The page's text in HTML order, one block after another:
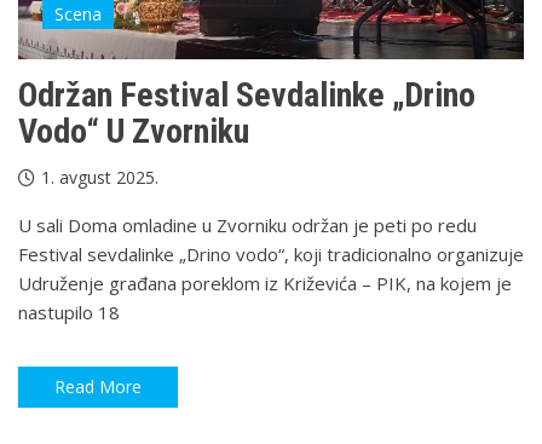
Scena
Održan Festival Sevdalinke „Drino
Vodo“ U Zvorniku
1. avgust 2025.
U sali Doma omladine u Zvorniku održan je peti po redu
Festival sevdalinke „Drino vodo“, koji tradicionalno organizuje
Udruženje građana poreklom iz Križevića – PIK, na kojem je
nastupilo 18
Read More